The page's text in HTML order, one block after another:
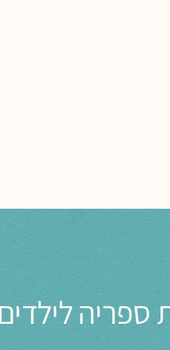
ספריה לילדים